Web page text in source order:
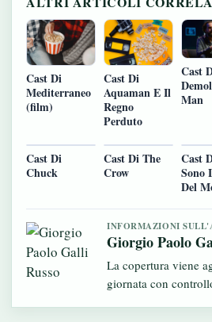
Cast Di
Mediterraneo
(film)
Cast Di
Aquaman E Il
Regno
Perduto
Cast
Man
Cast Di
Chuck
Cast Di The
Crow
Cast
Sono
Del
INFORMAZIONI
Giorgio Paolo
La copertura viene
giornata con